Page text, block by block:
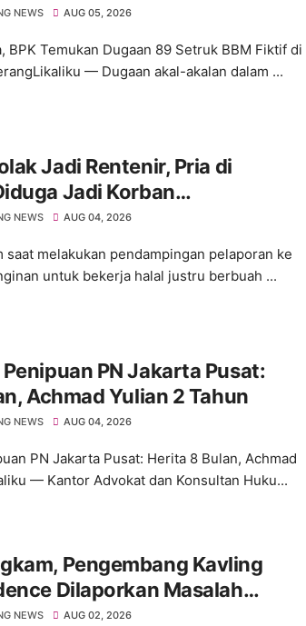
NEWS AUG 05, 2026
BPK Temukan Dugaan 89 Setruk BBM Fiktif di
— Dugaan akal-akalan dalam ...
Jadi Rentenir, Pria di
Jadi Korban
Hingga Kritis
NEWS AUG 04, 2026
saat melakukan pendampingan pelaporan ke
untuk bekerja halal justru berbuah ...
PN Jakarta Pusat:
Achmad Yulian 2 Tahun
NEWS AUG 04, 2026
PN Jakarta Pusat: Herita 8 Bulan, Achmad
— Kantor Advokat dan Konsultan Huku...
Pengembang Kavling
Dilaporkan Masalah
NEWS AUG 02, 2026